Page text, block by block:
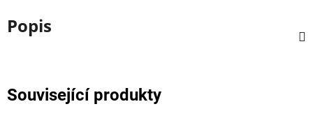
Popis
Související produkty